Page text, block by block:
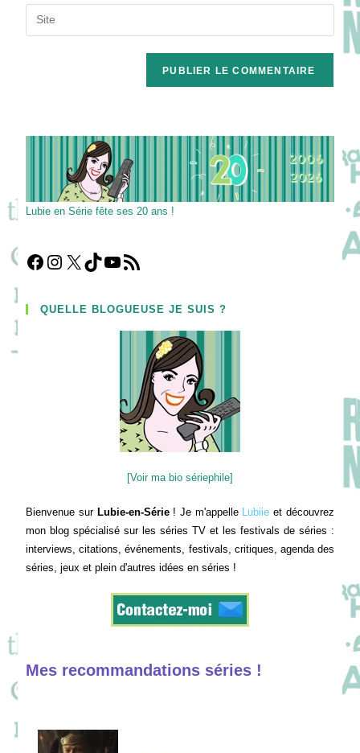
comment
email
address
Saisir
l’URL
Lubie en Série fête ses 20 ans !
Facebook
Instagram
X TikTokYouTube
Flux RSS
QUELLE BLOGUEUSE JE SUIS ?
[Voir ma bio sériephile]
Bienvenue sur Lubie-en-Série! Je m'appelle Lubiie et découvrez
mon blog spécialisé sur les séries TV et les festivals de séries :
interviews, citations, événements, festivals, critiques, agenda des
séries, jeux et plein d'autres idées en séries !
Mes recommandations séries !